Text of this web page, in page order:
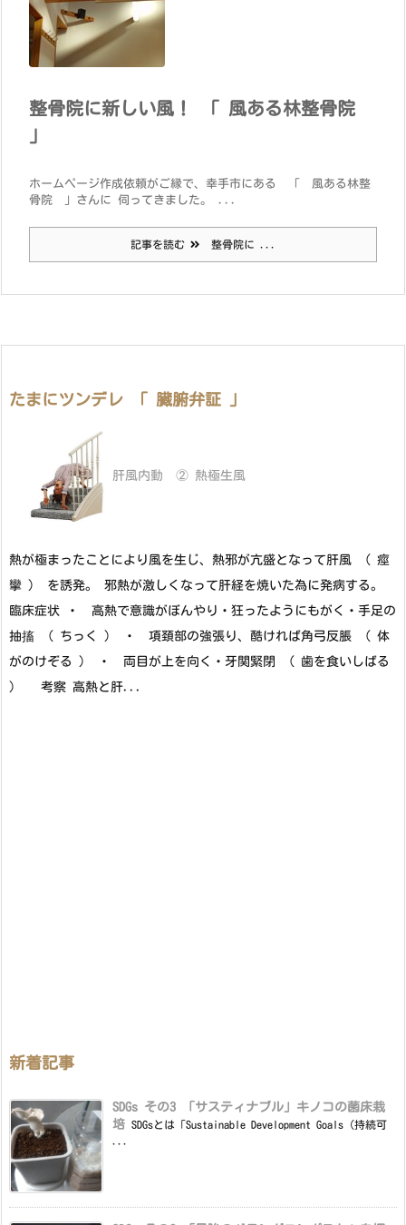
整骨院に新しい風！ 「 風ある林整骨院
ホームページ作成依頼がご縁で、幸手市にある 「 風ある林整
骨院 」さんに 伺ってきました。 ...
記事を読む 整骨院に ...
たまにツンデレ 「 臓腑弁証 」
肝風内動 ② 熱極生風
熱が極まったことにより風を生じ、熱邪が亢盛となって肝風 （ 痙
攣 ） を誘発。 邪熱が激しくなって肝経を焼いた為に発病する。
臨床症状 ・ 高熱で意識がぼんやり・狂ったようにもがく・手足の
抽搐 （ ちっく ） ・ 項頚部の強張り、酷ければ角弓反脹 （ 体
がのけぞる ） ・ 両目が上を向く・牙関緊閉 （ 歯を食いしばる
） 考察 高熱と肝...
新着記事
SDGs その3 「サスティナブル」キノコの菌床栽
培 SDGsとは「Sustainable Development Goals（持続可